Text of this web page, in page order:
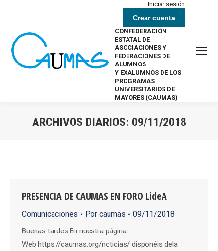
Iniciar sesión
Crear cuenta
CONFEDERACIÓN
ESTATAL DE
ASOCIACIONES Y
FEDERACIONES DE
ALUMNOS
Y EXALUMNOS DE LOS
PROGRAMAS
UNIVERSITARIOS DE
MAYORES (CAUMAS)
ARCHIVOS DIARIOS: 09/11/2018
PRESENCIA DE CAUMAS EN FORO LideA
Comunicaciones Por caumas 09/11/2018
Buenas tardes:En nuestra página
Web https://caumas.org/noticias/ disponéis dela